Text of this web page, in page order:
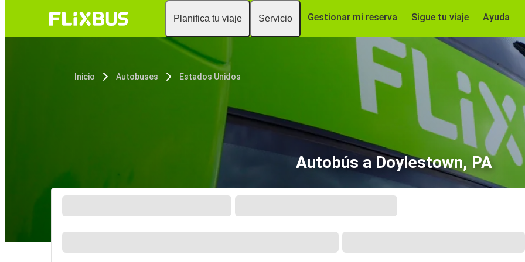
Planifica tu viaje Servicio Gestionar mi reserva Sigue tu viaje Ayuda
Inicio Autobuses Estados Unidos
Autobús a Doylestown, PA